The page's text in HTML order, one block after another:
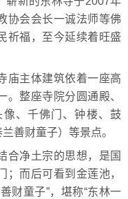
协会会长一诚法师等佛
祈福，至今延续着旺盛
主体建筑依着一座高
。整座寺院分圆通殿、
、千佛门、钟楼、鼓
善财童子）等景点。
净土宗的思想，是国
；而后可看到金莲池，
财童子”，堪称“东林一